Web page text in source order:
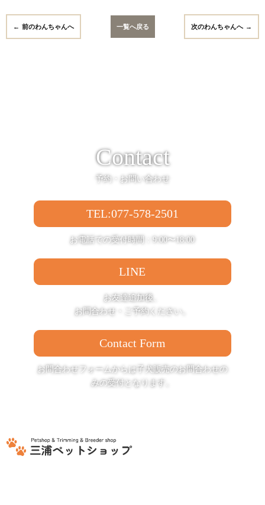
前のわんちゃんへ 一覧へ戻る 次のわんちゃんへ
Contact
予約・お問い合わせ
TEL:077-578-2501
お電話での受付時間：9:00〜18:00
LINE
お友達追加後、
お問合わせ・ご予約ください。
Contact Form
お問合わせフォームからは子犬販売のお問合わせの
みの受付となります。